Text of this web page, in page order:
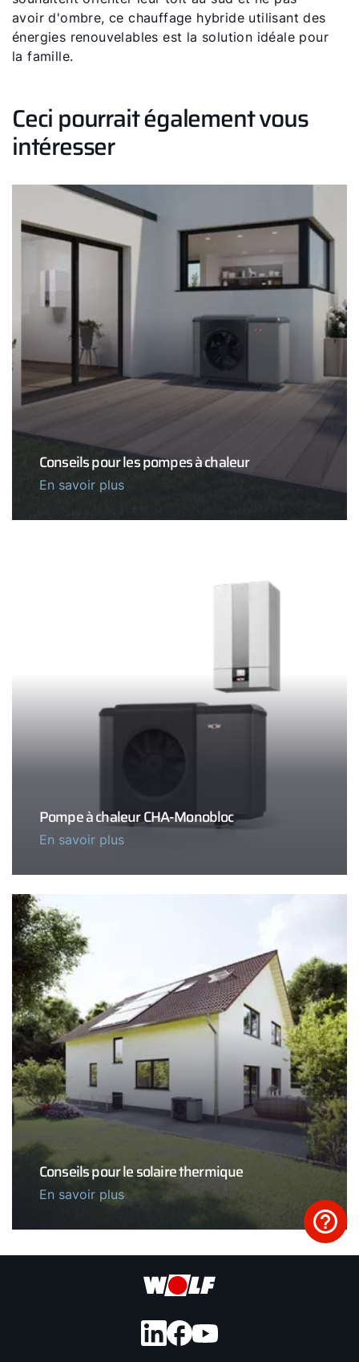
avoir d'ombre, ce chauffage hybride utilisant des
énergies renouvelables est la solution idéale pour
la famille.
Ceci pourrait également vous
intéresser
Conseils pour les pompes à chaleur
En savoir plus
Pompe à chaleur CHA-Monobloc
En savoir plus
Conseils pour le solaire thermique
En savoir plus